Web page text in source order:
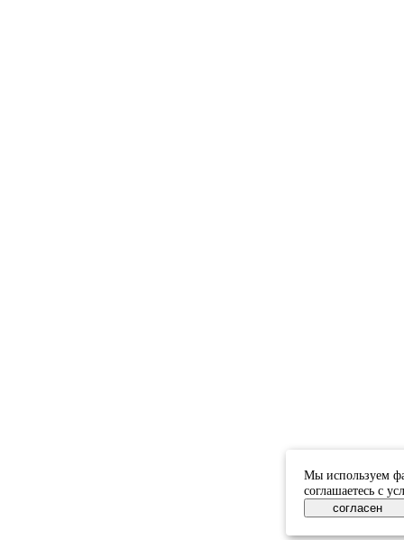
Мы используем
соглашаетесь с
согласен